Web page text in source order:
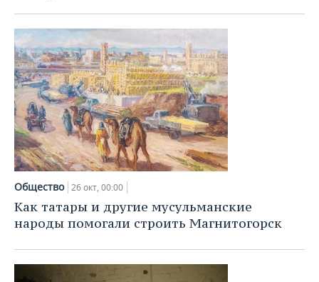
Общество 26 окт, 00:00
Как татары и другие мусульманские
народы помогали строить Магнитогорск